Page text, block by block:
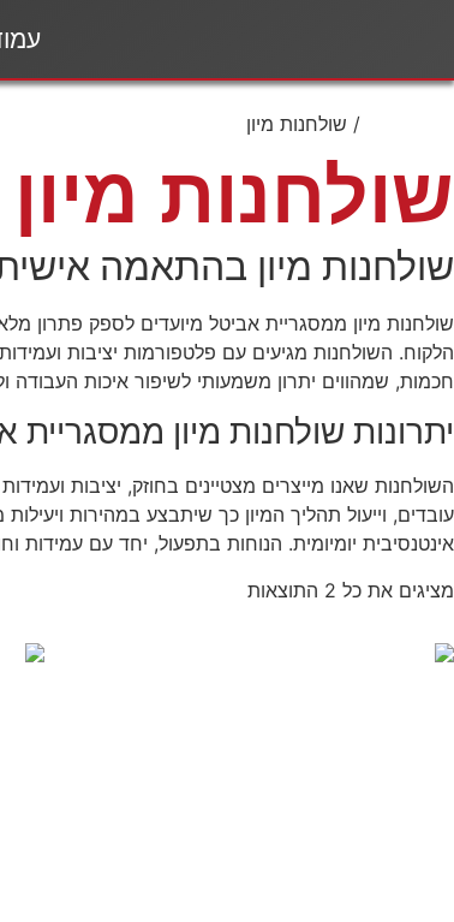
/ שולחנות מיון
שולחנות מיון
שולחנות מיון בהתאמה
שולחנות מיון ממסגריית אביטל מיועדים לספק פתרון
הלקוח. השולחנות מגיעים עם פלטפורמות יציבות
חכמות, שמהווים יתרון משמעותי לשיפור איכות העבודה
יתרונות שולחנות מיון ממסגריית
השולחנות שאנו מייצרים מצטיינים בחוזק, יציבות
עובדים, וייעול תהליך המיון כך שיתבצע במהירות
אינטנסיבית יומיומית. הנוחות בתפעול, יחד עם
מציגים את כל ⁦2⁩ התוצאות